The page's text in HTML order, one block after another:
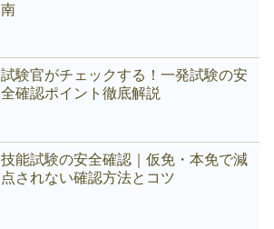
南
試験官がチェックする！一発試験の安
全確認ポイント徹底解説
技能試験の安全確認｜仮免・本免で減
点されない確認方法とコツ